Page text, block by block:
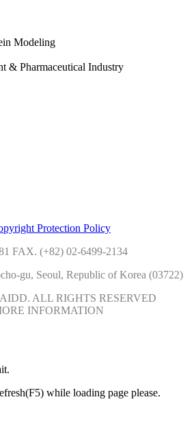
Modeling
& Pharmaceutical Industry
Protection Policy
FAX. (+82) 02-6499-2134
gu, Seoul, Republic of Korea (03722)
ALL RIGHTS RESERVED
INFORMATION
while loading page please.